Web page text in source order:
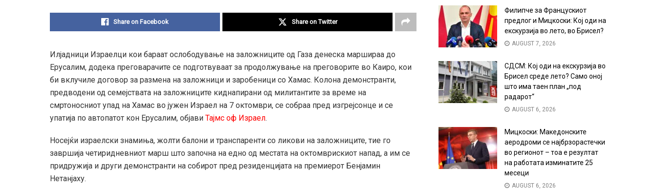
Share on Facebook Share on Twitter
Илјадници Израелци кои бараат ослободување на заложниците од Газа денеска маршираа до
Ерусалим, додека преговарачите се подготвуваат за продолжување на преговорите во Каиро, кои
би вклучиле договор за размена на заложници и заробеници со Хамас. Колона демонстранти,
предводени од семејствата на заложниците киднапирани од милитантите за време на
смртоносниот упад на Хамас во јужен Израел на 7 октомври, се собраа пред изгрејсонце и се
упатија по автопатот кон Ерусалим, објави Тајмс оф Израел.
Носејќи израелски знамиња, жолти балони и транспаренти со ликови на заложниците, тие го
завршија четиридневниот марш што започна на едно од местата на октомврискиот напад, а им се
придружија и други демонстранти на собирот пред резиденцијата на премиерот Бенјамин
Нетанјаху.
Филипче за Францускиот
предлог и Мицкоски: Кој оди на
екскурзија во лето, во Брисел?
AUGUST 7, 2026
СДСМ: Кој оди на екскурзија во
Брисел среде лето? Само оној
што има таен план „под
радарот“
AUGUST 6, 2026
Мицкоски: Македонските
аеродроми се најбрзорастечки
во регионот – тоа е резултат
на работата изминатите 25
месеци
AUGUST 6, 2026